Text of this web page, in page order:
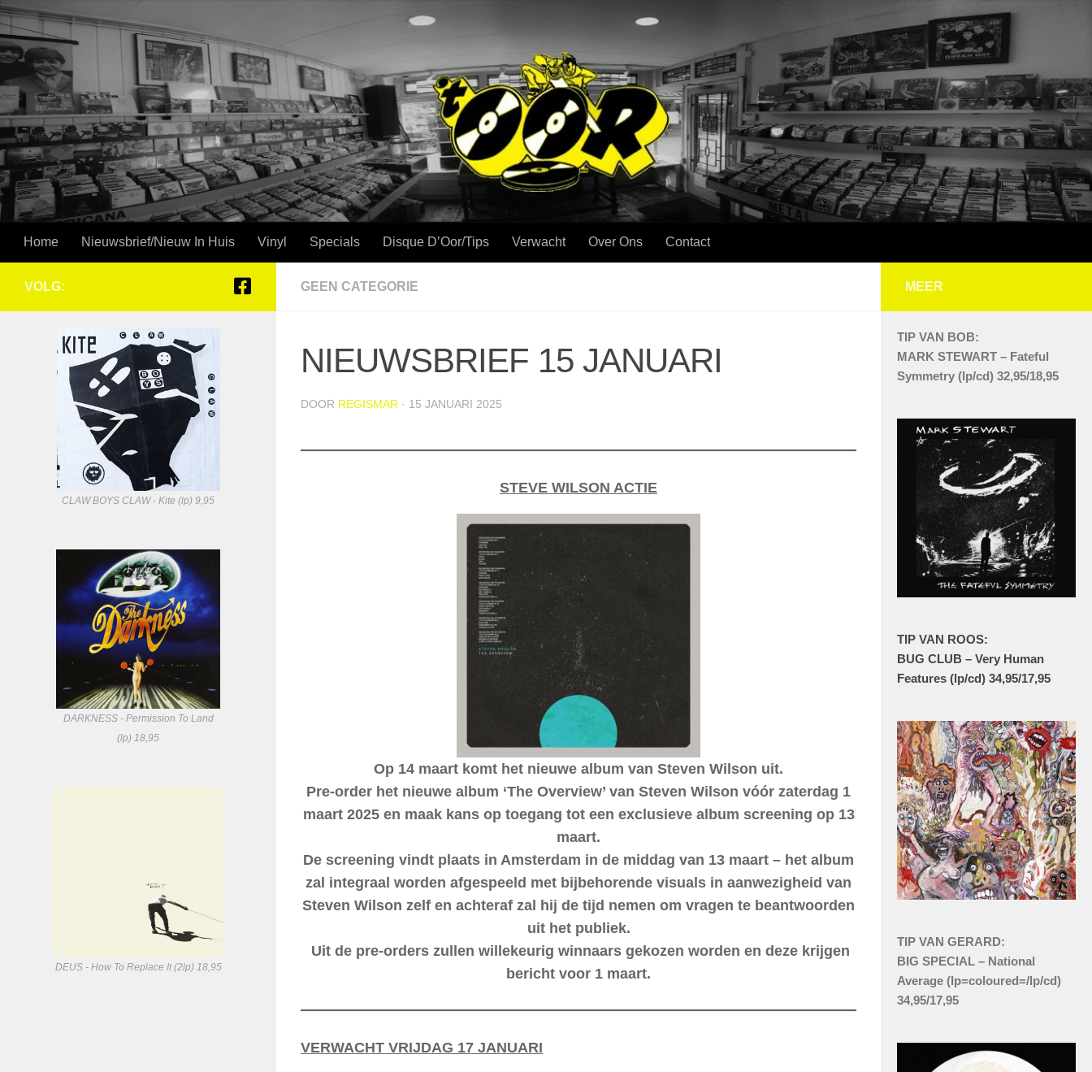
Doorgaan naar inhoud
Home Nieuwsbrief/Nieuw In Huis Vinyl Specials Disque D’Oor/Tips Verwacht Over Ons Contact
GEEN CATEGORIE
NIEUWSBRIEF 15 JANUARI
DOOR REGISMAR · 15 JANUARI 2025
STEVE WILSON ACTIE
Op 14 maart komt het nieuwe album van Steven Wilson uit.
Pre-order het nieuwe album ‘The Overview’ van Steven Wilson vóór zaterdag 1
maart 2025 en maak kans op toegang tot een exclusieve album screening op 13
maart.
De screening vindt plaats in Amsterdam in de middag van 13 maart – het album
zal integraal worden afgespeeld met bijbehorende visuals in aanwezigheid van
Steven Wilson zelf en achteraf zal hij de tijd nemen om vragen te beantwoorden
uit het publiek.
Uit de pre-orders zullen willekeurig winnaars gekozen worden en deze krijgen
bericht voor 1 maart.
VERWACHT VRIJDAG 17 JANUARI
VOLG:
CLAW BOYS CLAW - Kite (lp) 9,95
DARKNESS - Permission To Land
(lp) 18,95
DEUS - How To Replace It (2lp) 18,95
MEER
TIP VAN BOB:
MARK STEWART – Fateful
Symmetry (lp/cd) 32,95/18,95
TIP VAN ROOS:
BUG CLUB – Very Human
Features (lp/cd) 34,95/17,95
TIP VAN GERARD:
BIG SPECIAL – National
Average (lp=coloured=/lp/cd)
34,95/17,95